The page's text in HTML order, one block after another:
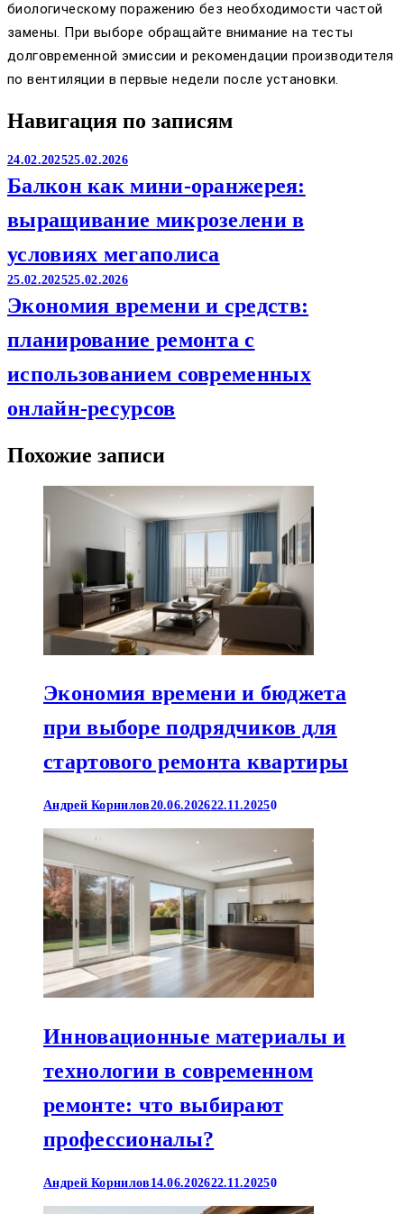
биологическому поражению без необходимости частой
замены. При выборе обращайте внимание на тесты
долговременной эмиссии и рекомендации производителя
по вентиляции в первые недели после установки.
Навигация по записям
24.02.202525.02.2026
Балкон как мини-оранжерея:
выращивание микрозелени в
условиях мегаполиса
25.02.202525.02.2026
Экономия времени и средств:
планирование ремонта с
использованием современных
онлайн-ресурсов
Похожие записи
Экономия времени и бюджета
при выборе подрядчиков для
стартового ремонта квартиры
Андрей Корнилов20.06.202622.11.20250
Инновационные материалы и
технологии в современном
ремонте: что выбирают
профессионалы?
Андрей Корнилов 14.06.202622.11.20250